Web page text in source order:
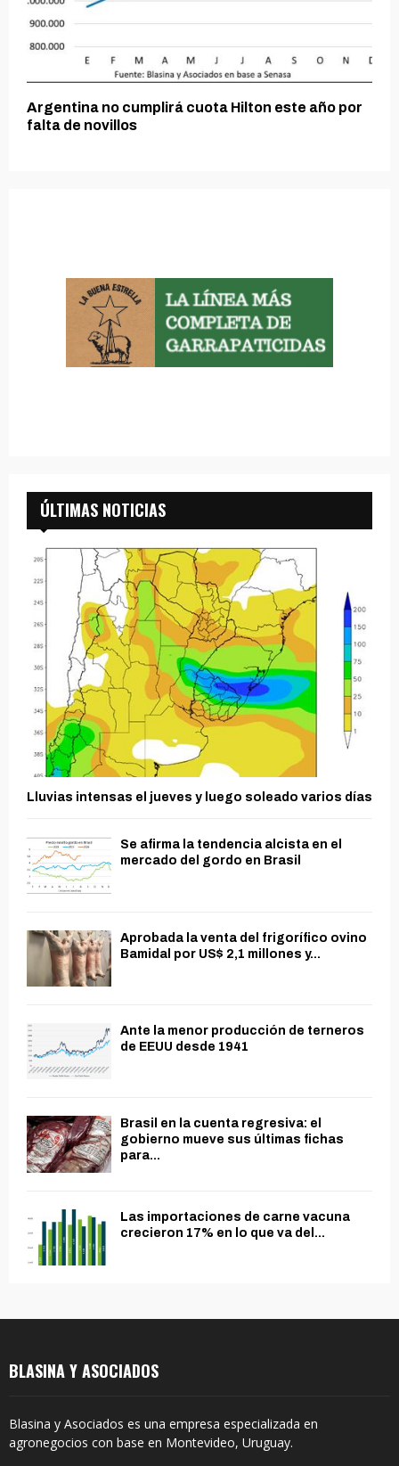
Argentina no cumplirá cuota Hilton este año por
falta de novillos
ÚLTIMAS NOTICIAS
Lluvias intensas el jueves y luego soleado varios días
Se afirma la tendencia alcista en el
mercado del gordo en Brasil
Aprobada la venta del frigorífico ovino
Bamidal por US$ 2,1 millones y...
Ante la menor producción de terneros
de EEUU desde 1941
Brasil en la cuenta regresiva: el
gobierno mueve sus últimas fichas
para...
Las importaciones de carne vacuna
crecieron 17% en lo que va del...
BLASINA Y ASOCIADOS
Blasina y Asociados es una empresa especializada en
agronegocios con base en Montevideo, Uruguay.